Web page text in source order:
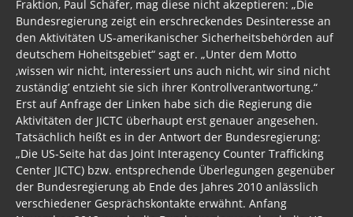
Fraktion, Paul Schäfer, mag diese nicht akzeptieren: „Die
Bundesregierung zeigt ein erschreckendes Desinteresse an
den Aktivitäten US-amerikanischer Sicherheitsbehörden auf
deutschem Hoheitsgebiet“ sagt er. „Unter dem Motto
,wissen wir nicht, interessiert uns auch nicht, wir sind nicht
zuständig’ entzieht sie sich ihrer Kontrollverantwortung.“
Erst auf Anfrage der Linken habe sich die Regierung die
Aktivitäten der JICTC überhaupt erst genauer angesehen.
Tatsächlich heißt es in der Antwort der Bundesregierung:
„Die US-Seite hat das Joint Interagency Counter Trafficking
Center JICTC) bzw. entsprechende Überlegungen gegenüber
der Bundesregierung ab Ende des Jahres 2010 anlässlich
verschiedener Gesprächskontakte erwähnt. Anfang